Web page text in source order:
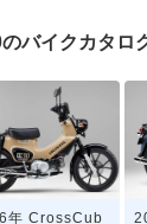
バイクカタロ
年 CrossCub